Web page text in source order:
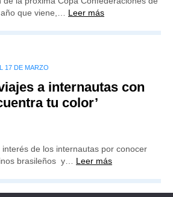
que viene,… Leer más
17 DE MARZO
a internautas con
tu color’
de los internautas por conocer
brasileños y… Leer más